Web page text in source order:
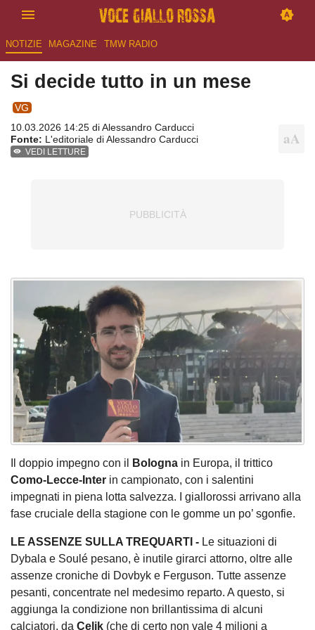
NOTIZIE MAGAZINE TMW RADIO
Si decide tutto in un mese
VG
10.03.2026 14:25 diAlessandro Carducci
Fonte: L'editoriale di Alessandro Carducci
VEDI LETTURE
Il doppio impegno con il Bologna in Europa, il trittico
Como-Lecce-Inter in campionato, con i salentini
impegnati in piena lotta salvezza. I giallorossi arrivano alla
fase cruciale della stagione con le gomme un po’ sgonfie.
LE ASSENZE SULLA TREQUARTI - Le situazioni di
Dybala e Soulé pesano, è inutile girarci attorno, oltre alle
assenze croniche di Dovbyk e Ferguson. Tutte assenze
pesanti, concentrate nel medesimo reparto. A questo, si
aggiunga la condizione non brillantissima di alcuni
calciatori, da Celik (che di certo non vale 4 milioni a